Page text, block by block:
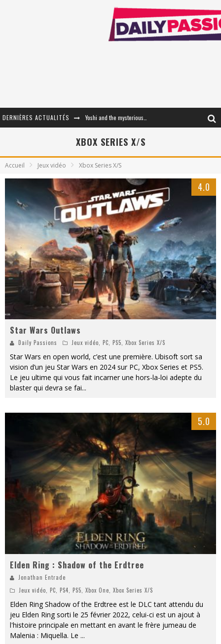
DERNIÈRES ACTUALITÉS « WOLF-MAN / Integrale Tomes 1 et 2 » - Cruelle Vengeance !
« The Broken Ring / This Mariage Will Fail Anyway » (Tome 2) – Préparer sa vengeance…
« Mon Village Révolté » - Combattre un Projet !
« Le Béton et le Bambou / Propositions pour Mayotte et le Monde. » - Améliorations !
Star Fox
PsyRiver 2026 : la magie revient sur les rives de l’Aar
« MOFUSAND / Parler Japonais » – Des Expressions Pratiques !
« Dr Wertham / L’homme qui étudia les tueurs en série » - Un Métier à Risque !
Assassin's Creed Black Flag Resynced
« Le Vent dand les Saules » - Une Belle Histoire !
Splatoon Raiders
XBOX SERIES X/S
Accueil Jeux vidéo Xbox Series X/S
4.0
Star Wars Outlaws
Daily Passions Jeux vidéo, PC, PS5, Xbox Series X/S
Star Wars en open world, c’est une première. Ubisoft sort sa
vision d’un jeu Star Wars en 2024 sur PC, Xbox Series et PS5.
Le jeu ultime qui vous fait incarner une hors-la-loi adepte du
blaster qui devra se fai...
5.0
Elden Ring : Shadow of the Erdtree
Jonathan Entrade
Jeux vidéo PC PS4 PS5 Xbox One Xbox Series X/S
Elden Ring Shadow of the Erdtree est le DLC tant attendu du
jeu Elden Ring sorti le 25 février 2022, celui-ci est un ajout à
l'histoire principale en mettant en avant le frère jumeau de
Malenia : Miquella. Le ...